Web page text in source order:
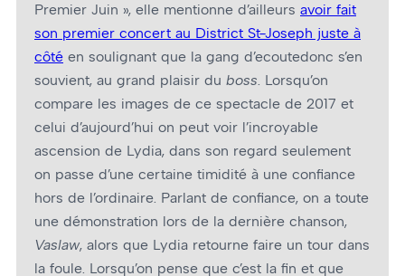
Premier Juin », elle mentionne d’ailleurs avoir fait
son premier concert au District St-Joseph juste à
côté en soulignant que la gang d’ecoutedonc s’en
souvient, au grand plaisir du boss. Lorsqu’on
compare les images de ce spectacle de 2017 et
celui d’aujourd’hui on peut voir l’incroyable
ascension de Lydia, dans son regard seulement
on passe d’une certaine timidité à une confiance
hors de l’ordinaire. Parlant de confiance, on a toute
une démonstration lors de la dernière chanson,
Vaslaw, alors que Lydia retourne faire un tour dans
la foule. Lorsqu’on pense que c’est la fin et que